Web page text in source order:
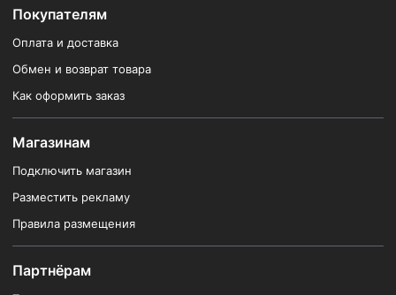
Покупателям
Оплата и доставка
Обмен и возврат товара
Как оформить заказ
Магазинам
Подключить магазин
Разместить рекламу
Правила размещения
Партнёрам